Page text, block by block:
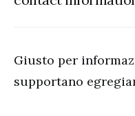
Giusto per
supportano